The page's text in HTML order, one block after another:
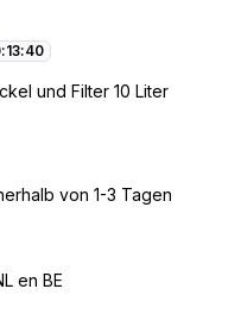
:13:39
und Filter 10 Liter
von 1-3 Tagen
en BE